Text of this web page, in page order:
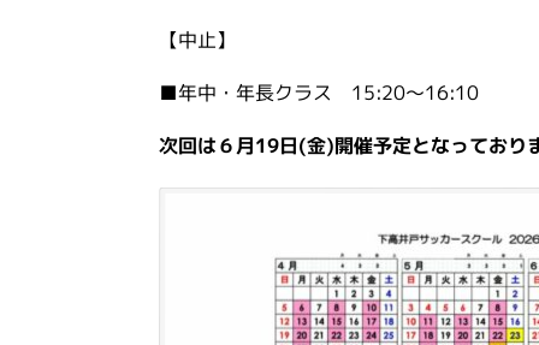
【中止】
■年中・年長クラス 15:20～16:10
次回は６月19日(金)開催予定となっており